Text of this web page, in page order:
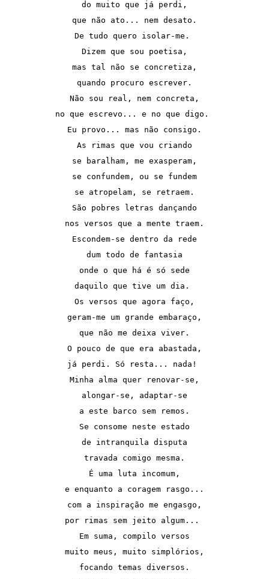
do muito que já perdi,
que não ato... nem desato.
De tudo quero isolar-me.
Dizem que sou poetisa,
mas tal não se concretiza,
quando procuro escrever.
Não sou real, nem concreta,
no que escrevo... e no que digo.
Eu provo... mas não consigo.
As rimas que vou criando
se baralham, me exasperam,
se confundem, ou se fundem
se atropelam, se retraem.
São pobres letras dançando
nos versos que a mente traem.
Escondem-se dentro da rede
dum todo de fantasia
onde o que há é só sede
daquilo que tive um dia.
Os versos que agora faço,
geram-me um grande embaraço,
que não me deixa viver.
O pouco de que era abastada,
já perdi. Só resta... nada!
Minha alma quer renovar-se,
alongar-se, adaptar-se
a este barco sem remos.
Se consome neste estado
de intranquila disputa
travada comigo mesma.
É uma luta incomum,
e enquanto a coragem rasgo...
com a inspiração me engasgo,
por rimas sem jeito algum...
Em suma, compilo versos
muito meus, muito simplórios,
focando temas diversos.